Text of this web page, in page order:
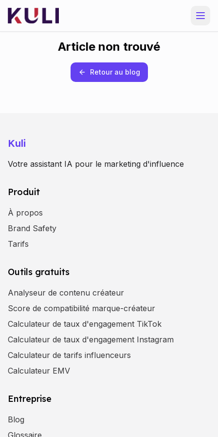
Article non trouvé
Retour au blog
Kuli
Votre assistant IA pour le marketing d'influence
Produit
À propos
Brand Safety
Tarifs
Outils gratuits
Analyseur de contenu créateur
Score de compatibilité marque-créateur
Calculateur de taux d'engagement TikTok
Calculateur de taux d'engagement Instagram
Calculateur de tarifs influenceurs
Calculateur EMV
Entreprise
Blog
Glossaire